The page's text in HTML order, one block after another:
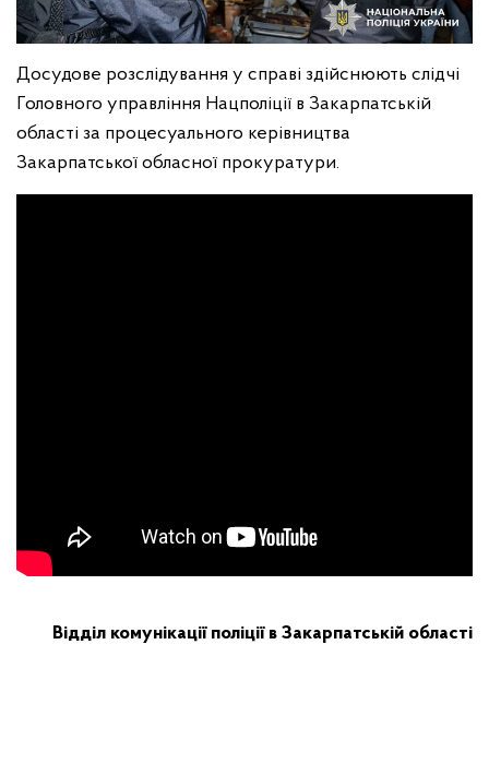
Досудове розслідування у справі здійснюють слідчі
Головного управління Нацполіції в Закарпатській
області за процесуального керівництва
Закарпатської обласної прокуратури.
Відділ комунікації поліції в Закарпатській області